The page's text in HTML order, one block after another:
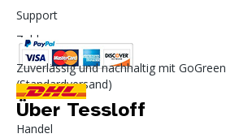
Support
Zahlung
Zuverlässig und nachhaltig mit GoGreen
(Standardversand)
Über Tessloff
Handel